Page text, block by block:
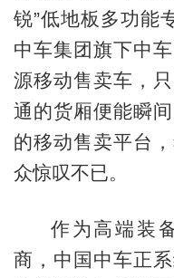
锐”低地板多功能
中车集团旗下中
源移动售卖车，
通的货厢便能瞬
的移动售卖平台
众惊叹不已。
作为高端装
商，中国中车正